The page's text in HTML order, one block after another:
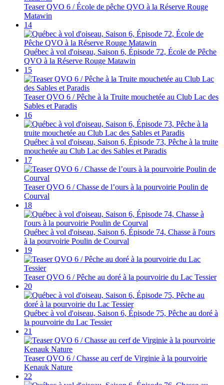
Teaser QVO 6 / École de pêche QVO à la Réserve Rouge
Matawin
14
Québec à vol d'oiseau, Saison 6, Épisode 72, École de Pêche
QVO à la Réserve Rouge Matawin
15
Teaser QVO 6 / Pêche à la Truite mouchetée au Club Lac des
Sables et Paradis
16
Québec à vol d'oiseau, Saison 6, Épisode 73, Pêche à la truite
mouchetée au Club Lac des Sables et Paradis
17
Teaser QVO 6 / Chasse de l’ours à la pourvoirie Poulin de
Courval
18
Québec à vol d'oiseau, Saison 6, Épisode 74, Chasse à l'ours
à la pourvoirie Poulin de Courval
19
Teaser QVO 6 / Pêche au doré à la pourvoirie du Lac Tessier
20
Québec à vol d'oiseau, Saison 6, Épisode 75, Pêche au doré à
la pourvoirie du Lac Tessier
21
Teaser QVO 6 / Chasse au cerf de Virginie à la pourvoirie
Kenauk Nature
22